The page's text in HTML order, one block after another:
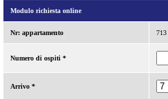
Modulo richiesta online
Nr: appartamento 713
Numero di ospiti *
Arrivo *